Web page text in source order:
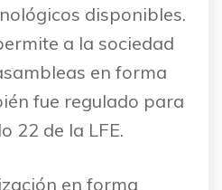
disponibles.
a la sociedad
en forma
fue regulado para
22 de la LFE.
en forma